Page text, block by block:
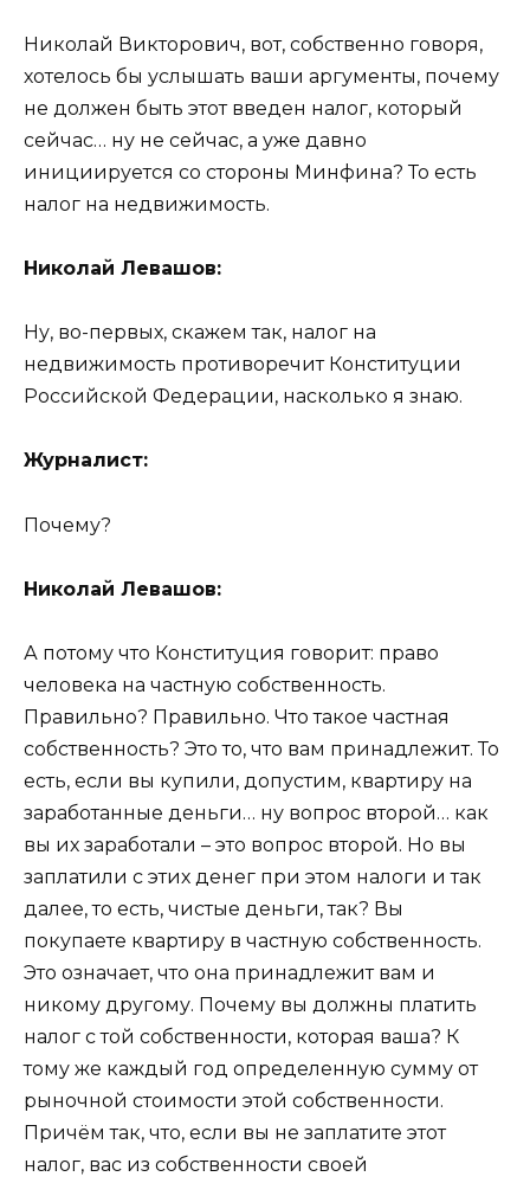
Николай Викторович, вот, собственно говоря,
хотелось бы услышать ваши аргументы, почему
не должен быть этот введен налог, который
сейчас… ну не сейчас, а уже давно
инициируется со стороны Минфина? То есть
налог на недвижимость.
Николай Левашов:
Ну, во-первых, скажем так, налог на
недвижимость противоречит Конституции
Российской Федерации, насколько я знаю.
Журналист:
Почему?
Николай Левашов:
А потому что Конституция говорит: право
человека на частную собственность.
Правильно? Правильно. Что такое частная
собственность? Это то, что вам принадлежит. То
есть, если вы купили, допустим, квартиру на
заработанные деньги… ну вопрос второй… как
вы их заработали – это вопрос второй. Но вы
заплатили с этих денег при этом налоги и так
далее, то есть, чистые деньги, так? Вы
покупаете квартиру в частную собственность.
Это означает, что она принадлежит вам и
никому другому. Почему вы должны платить
налог с той собственности, которая ваша? К
тому же каждый год определенную сумму от
рыночной стоимости этой собственности.
Причём так, что, если вы не заплатите этот
налог, вас из собственности своей